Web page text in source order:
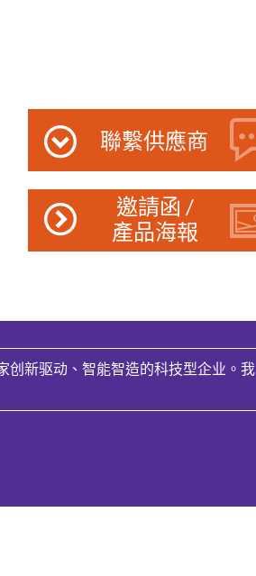
聯繫供應商
邀請函 /
產品海報
创新驱动、智能智造的科技型企业。我